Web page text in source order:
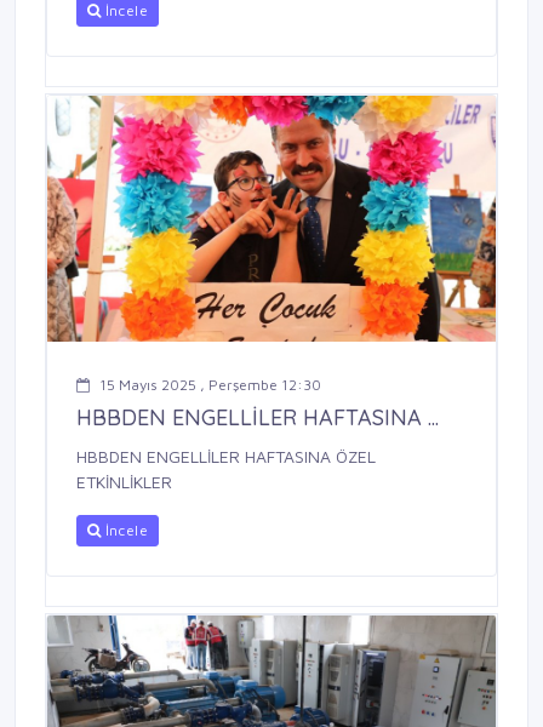
İncele
15 Mayıs 2025 , Perşembe 12:30
HBBDEN ENGELLİLER HAFTASINA ...
HBBDEN ENGELLİLER HAFTASINA ÖZEL
ETKİNLİKLER
İncele